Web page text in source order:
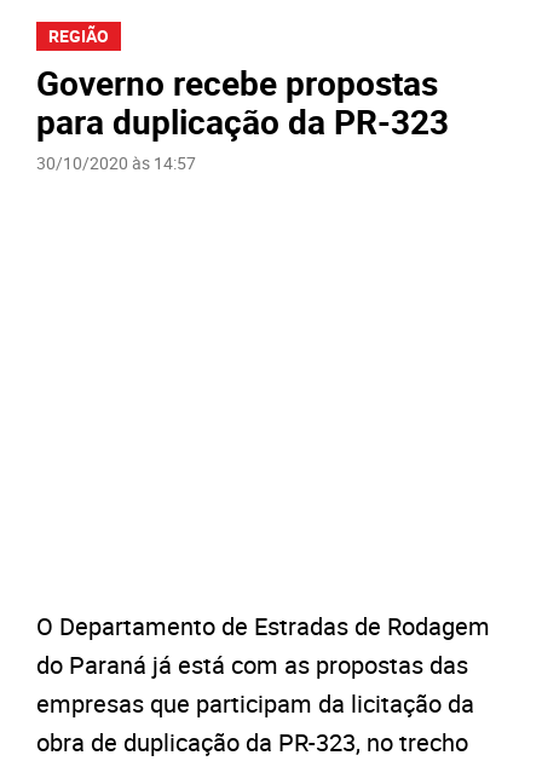
REGIÃO
Governo recebe propostas
para duplicação da PR-323
30/10/2020 às 14:57
O Departamento de Estradas de Rodagem
do Paraná já está com as propostas das
empresas que participam da licitação da
obra de duplicação da PR-323, no trecho